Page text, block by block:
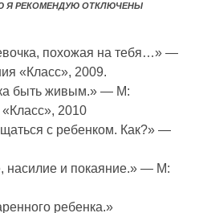
Я РЕКОМЕНДУЮОТКЛЮЧЕНЫ
похожая на тебя…» —
«Класс», 2009.
быть живым.» — М:
2010
с ребенком. Как?» —
насилие и покаяние.» — М:
ребенка.»